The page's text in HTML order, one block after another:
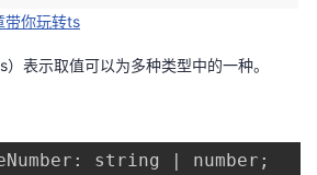
带你玩转ts
表示取值可以为多种类型中的一种。
string | number;